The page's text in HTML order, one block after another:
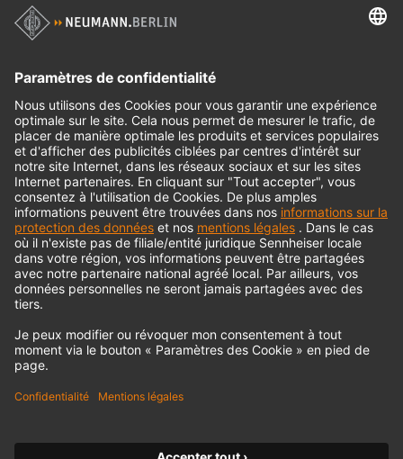
Produits historiques
© 2018 - 2026Georg Neumann GmbH
Impression
Politique de confidentialité
Conditions générales